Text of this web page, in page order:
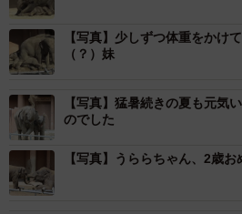
【写真】少しずつ体重をかけ
（？）妹
【写真】猛暑続きの夏も元気
のでした
【写真】うららちゃん、2歳お